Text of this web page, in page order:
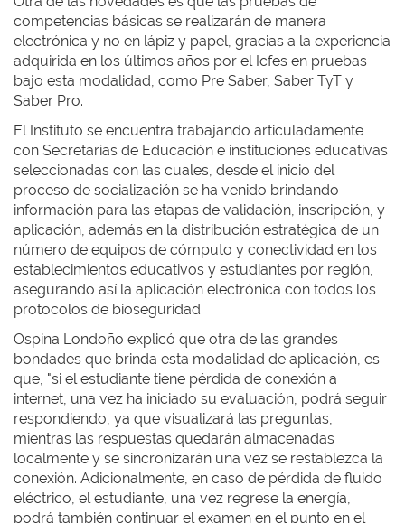
competencias básicas se realizarán de manera
electrónica y no en lápiz y papel, gracias a la experiencia
adquirida en los últimos años por el Icfes en pruebas
bajo esta modalidad, como Pre Saber, Saber TyT y
Saber Pro.
El Instituto se encuentra trabajando articuladamente
con Secretarías de Educación e instituciones educativas
seleccionadas con las cuales, desde el inicio del
proceso de socialización se ha venido brindando
información para las etapas de validación, inscripción, y
aplicación, además en la distribución estratégica de un
número de equipos de cómputo y conectividad en los
establecimientos educativos y estudiantes por región,
asegurando así la aplicación electrónica con todos los
protocolos de bioseguridad.
Ospina Londoño explicó que otra de las grandes
bondades que brinda esta modalidad de aplicación, es
que, "si el estudiante tiene pérdida de conexión a
internet, una vez ha iniciado su evaluación, podrá seguir
respondiendo, ya que visualizará las preguntas,
mientras las respuestas quedarán almacenadas
localmente y se sincronizarán una vez se restablezca la
conexión. Adicionalmente, en caso de pérdida de fluido
eléctrico, el estudiante, una vez regrese la energía,
podrá también continuar el examen en el punto en el